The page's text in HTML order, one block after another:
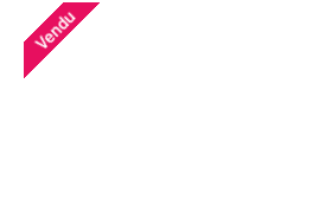
Vendu